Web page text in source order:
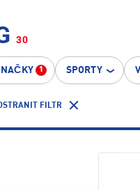
30
1 SPORTY
FILTR